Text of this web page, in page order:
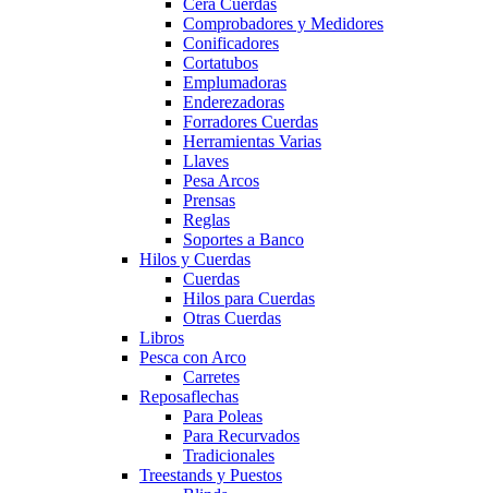
Cera Cuerdas
Comprobadores y Medidores
Conificadores
Cortatubos
Emplumadoras
Enderezadoras
Forradores Cuerdas
Herramientas Varias
Llaves
Pesa Arcos
Prensas
Reglas
Soportes a Banco
Hilos y Cuerdas
Cuerdas
Hilos para Cuerdas
Otras Cuerdas
Libros
Pesca con Arco
Carretes
Reposaflechas
Para Poleas
Para Recurvados
Tradicionales
Treestands y Puestos